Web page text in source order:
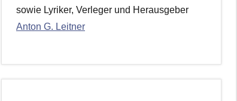
sowie Lyriker, Verleger und Herausgeber
Anton G. Leitner